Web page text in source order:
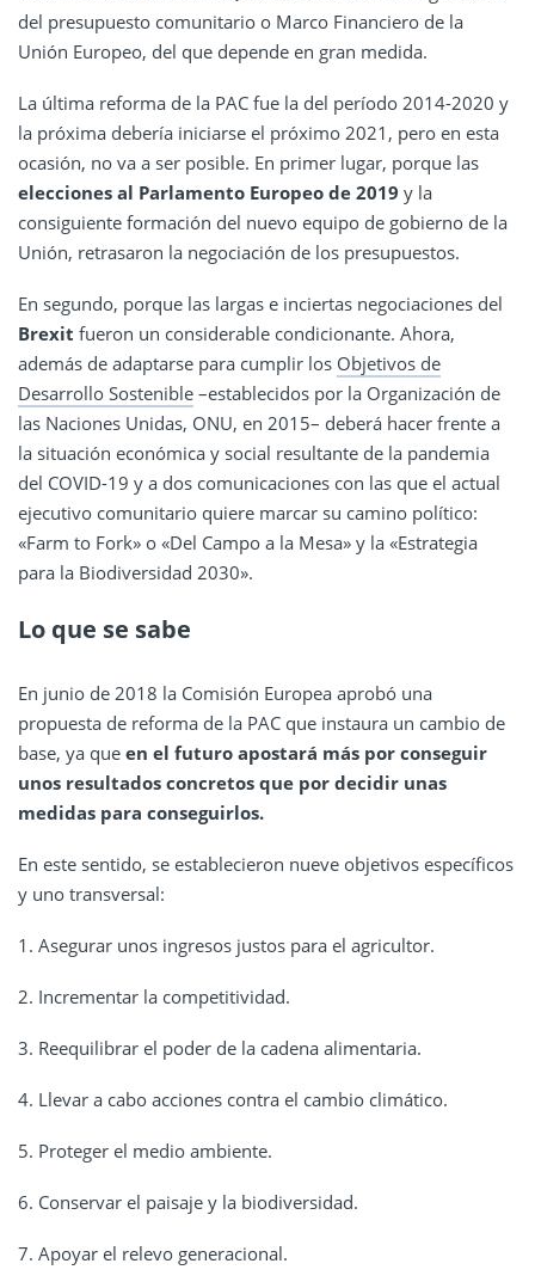
del presupuesto comunitario o Marco Financiero de la
Unión Europeo, del que depende en gran medida.
La última reforma de la PAC fue la del período 2014-2020 y
la próxima debería iniciarse el próximo 2021, pero en esta
ocasión, no va a ser posible. En primer lugar, porque las
elecciones al Parlamento Europeo de 2019 y la
consiguiente formación del nuevo equipo de gobierno de la
Unión, retrasaron la negociación de los presupuestos.
En segundo, porque las largas e inciertas negociaciones del
Brexit fueron un considerable condicionante. Ahora,
además de adaptarse para cumplir los Objetivos de
Desarrollo Sostenible –establecidos por la Organización de
las Naciones Unidas, ONU, en 2015– deberá hacer frente a
la situación económica y social resultante de la pandemia
del COVID-19 y a dos comunicaciones con las que el actual
ejecutivo comunitario quiere marcar su camino político:
«Farm to Fork» o «Del Campo a la Mesa» y la «Estrategia
para la Biodiversidad 2030».
Lo que se sabe
En junio de 2018 la Comisión Europea aprobó una
propuesta de reforma de la PAC que instaura un cambio de
base, ya que en el futuro apostará más por conseguir
unos resultados concretos que por decidir unas
medidas para conseguirlos.
En este sentido, se establecieron nueve objetivos específicos
y uno transversal:
1. Asegurar unos ingresos justos para el agricultor.
2. Incrementar la competitividad.
3. Reequilibrar el poder de la cadena alimentaria.
4. Llevar a cabo acciones contra el cambio climático.
5. Proteger el medio ambiente.
6. Conservar el paisaje y la biodiversidad.
7. Apoyar el relevo generacional.